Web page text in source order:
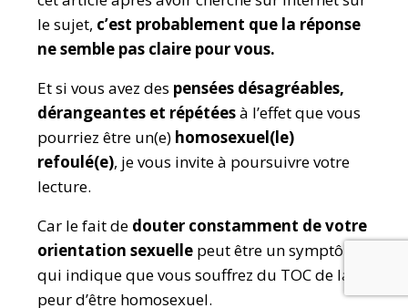
le sujet, c’est probablement que la réponse
ne semble pas claire pour vous.
Et si vous avez des pensées désagréables,
dérangeantes et répétéesà l’effet que vous
pourriez être un(e) homosexuel(le)
refoulé(e), je vous invite à poursuivre votre
lecture.
Car le fait de douter constamment de votre
orientation sexuelle peut être un symptôme
qui indique que vous souffrez du TOC de la
peur d’être homosexuel.